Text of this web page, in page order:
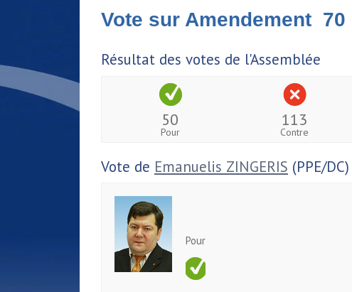
Vote sur Amendement 70
Résultat des votes de l'Assemblée
50
Pour
113
Contre
Vote de Emanuelis ZINGERIS (PPE/DC)
Pour